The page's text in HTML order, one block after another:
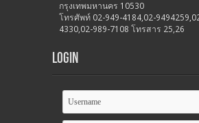
กรุงเทพมหานคร 10530
โทรศัพท์ 02-949-4184,02-
4330,02-989-7108 โทรสาร 25,26
Login